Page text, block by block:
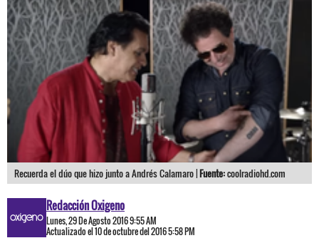
Recuerda el dúo que hizo junto a Andrés Calamaro |Fuente:coolradiohd.com
Redacción Oxigeno
Lunes, 29 De Agosto 2016 9:55 AM
Actualizado el 10 de octubre del 2016 5:58 PM